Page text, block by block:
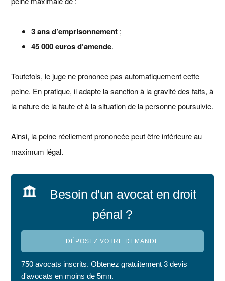
3 ans d’emprisonnement ;
45 000 euros d’amende.
Toutefois, le juge ne prononce pas automatiquement cette
peine. En pratique, il adapte la sanction à la gravité des faits, à
la nature de la faute et à la situation de la personne poursuivie.
Ainsi, la peine réellement prononcée peut être inférieure au
maximum légal.
Besoin d'un avocat en droit
pénal ?
DÉPOSEZ VOTRE DEMANDE
750 avocats inscrits. Obtenez gratuitement 3 devis
d'avocats en moins de 5mn.